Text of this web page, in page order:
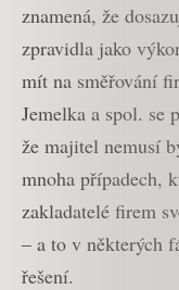
znamená, že
zpravidla jako
mít na směřování
Jemelka a spol. se
že majitel nemusí
mnoha případech,
zakladatelé firem
– a to v některých
řešení.